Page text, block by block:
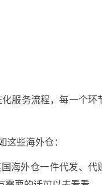
服务流程，每一个环
这些海外仓：
海外仓一件代发、代